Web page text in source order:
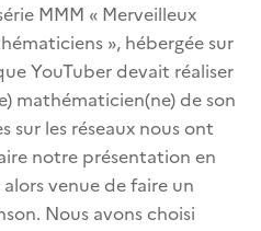
MMM « Merveilleux
», hébergée sur
YouTuber devait réaliser
mathématicien(ne) de son
sur les réseaux nous ont
notre présentation en
venue de faire un
Nous avons choisi